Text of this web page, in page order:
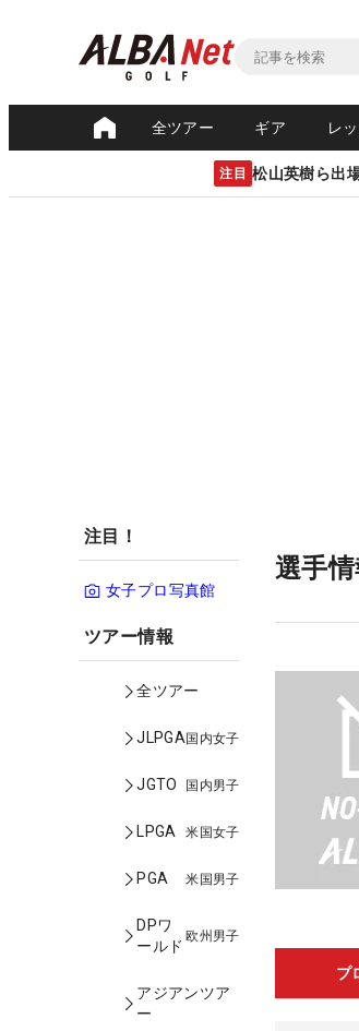
全ツアー ギア レ
注目 松山英樹ら出
注目！
女子プロ写真館
ツアー情報
全ツアー
JLPGA国内女子
JGTO 国内男子
LPGA 米国女子
PGA 米国男子
DPワ
ールド
欧州男子
アジアンツア
ー
選手
プ